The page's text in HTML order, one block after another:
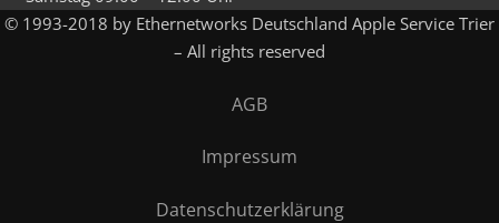
© 1993-2018 by Ethernetworks Deutschland Apple Service Trier
– All rights reserved
AGB
Impressum
Datenschutzerklärung